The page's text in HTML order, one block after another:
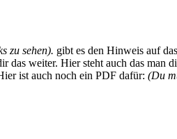
zu sehen). gibt es den Hinweis auf
weiter. Hier steht auch das man
ist auch noch ein PDF dafür: (Du